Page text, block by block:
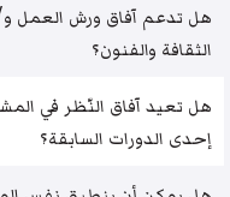
هل تدعم آفاق ورش العمل
الثقافة والفنون؟
هل تعيد آفاق النّظر في
إحدى الدورات السابقة؟